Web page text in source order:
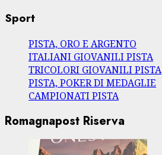
Sport
PISTA, ORO E ARGENTO
ITALIANI GIOVANILI PISTA
TRICOLORI GIOVANILI PISTA
PISTA, POKER DI MEDAGLIE
CAMPIONATI PISTA
Romagnapost Riserva